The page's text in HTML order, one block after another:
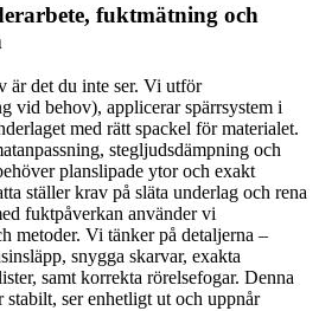
fuktmätning och
är det du inte ser. Vi utför
vid behov), applicerar spärrsystem i
med rätt spackel för materialet.
stegljudsdämpning och
planslipade ytor och exakt
ställer krav på släta underlag och rena
fuktpåverkan använder vi
metoder. Vi tänker på detaljerna –
snygga skarvar, exakta
samt korrekta rörelsefogar. Denna
ser enhetligt ut och uppnår